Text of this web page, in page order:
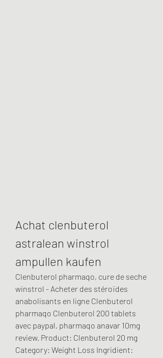
Achat clenbuterol
astralean winstrol
ampullen kaufen
Clenbuterol pharmaqo, cure de seche
winstrol - Acheter des stéroïdes
anabolisants en ligne Clenbuterol
pharmaqo Clenbuterol 200 tablets
avec paypal, pharmaqo anavar 10mg
review. Product: Clenbuterol 20 mg
Category: Weight Loss Ingridient: